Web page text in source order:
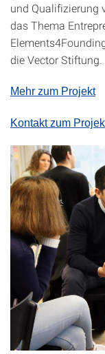
und Qualifizierung
das Thema
die Vector Stiftung.
Mehr zum Projekt
Kontakt zum